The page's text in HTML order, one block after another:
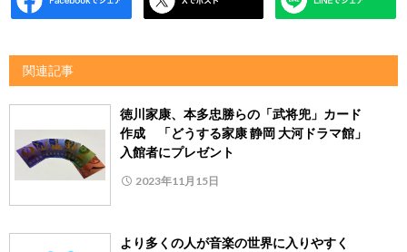
関連記事
徳川家康、本多忠勝らの「武将兜」カード
作成 「どうする家康 静岡 大河ドラマ館」
入館者にプレゼント
2023年11月15日
より多くの人が音楽の世界に入りやすく